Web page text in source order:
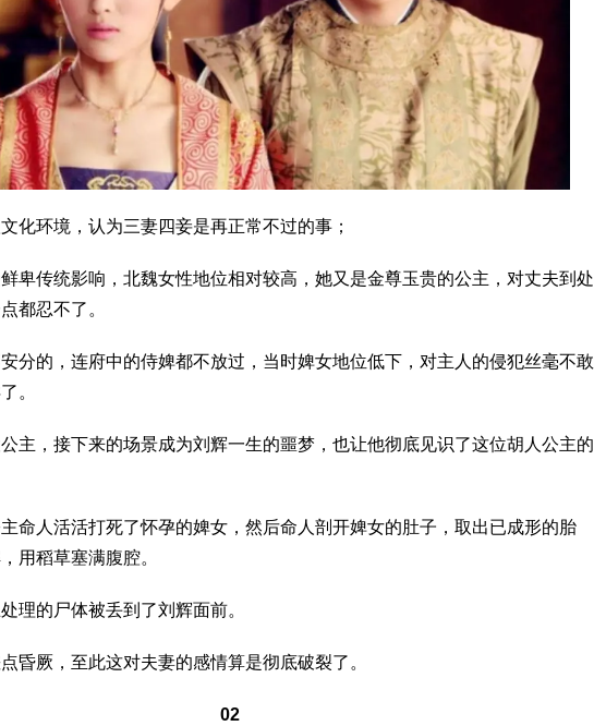
化环境，认为三妻四妾是再正常不过的事；
卑传统影响，北魏女性地位相对较高，她又是金尊玉贵的公主，对丈夫到处
都忍不了。
分的，连府中的侍婢都不放过，当时婢女地位低下，对主人的侵犯丝毫不敢
。
主，接下来的场景成为刘辉一生的噩梦，也让他彻底见识了这位胡人公主的
命人活活打死了怀孕的婢女，然后命人剖开婢女的肚子，取出已成形的胎
用稻草塞满腹腔。
理的尸体被丢到了刘辉面前。
昏厥，至此这对夫妻的感情算是彻底破裂了。
02